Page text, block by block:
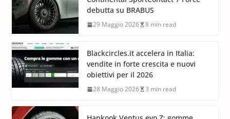
debutta su BRABUS
29 Maggio 2026 8 min read
Blackcircles.it accelera in Italia:
vendite in forte crescita e nuovi
obiettivi per il 2026
28 Maggio 2026 3 min read